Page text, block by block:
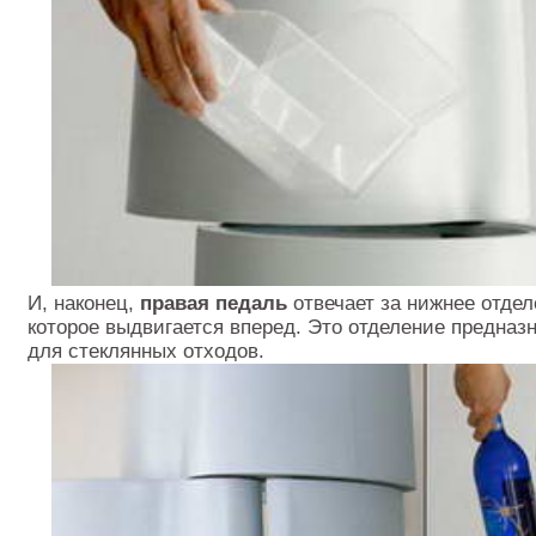
И, наконец, правая педаль отвечает за нижнее
которое выдвигается вперед. Это отделение
для стеклянных отходов.